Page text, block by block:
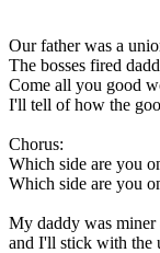
Our father was a
The bosses fired
Come all you good
I'll tell of how the
Chorus:
Which side are you
Which side are you
My daddy was miner
and I'll stick with the